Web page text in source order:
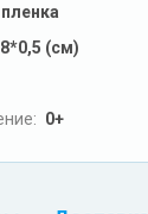
пленка
(см)
0+